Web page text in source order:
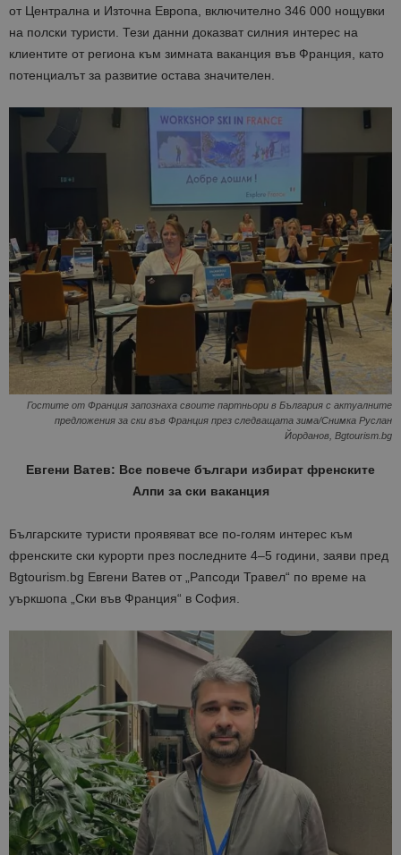
от Централна и Източна Европа, включително 346 000 нощувки
на полски туристи. Тези данни доказват силния интерес на
клиентите от региона към зимната ваканция във Франция, като
потенциалът за развитие остава значителен.
Гостите от Франция запознаха своите партньори в България с актуалните
предложения за ски във Франция през следващата зима/Снимка Руслан
Йорданов, Bgtourism.bg
Евгени Ватев: Все повече българи избират френските
Алпи за ски ваканция
Българските туристи проявяват все по-голям интерес към
френските ски курорти през последните 4–5 години, заяви пред
Bgtourism.bg Евгени Ватев от „Рапсоди Травел“ по време на
уъркшопа „Ски във Франция“ в София.